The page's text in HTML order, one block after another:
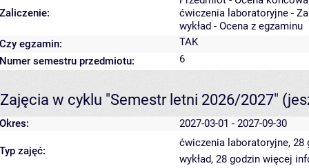
Zaliczenie:
ćwiczenia laboratoryjne -
wykład - Ocena z egzaminu
Czy egzamin:
TAK
Numer semestru przedmiotu:
6
Zajęcia w cyklu "Semestr letni 2026/2027"
Okres: 2027-03-01 - 2027-09-30
Typ zajęć:
ćwiczenia laboratoryjne, 28
wykład, 28 godzin więcej